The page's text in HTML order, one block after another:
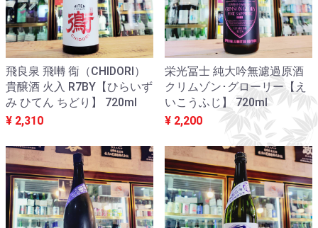
飛良泉 飛囀 鵆（CHIDORI）
貴醸酒 火入 R7BY【ひらいず
み ひてん ちどり】 720ml
¥ 2,310
栄光冨士 純大吟無濾過原酒
クリムゾン･グローリー【え
いこうふじ】 720ml
¥ 2,200